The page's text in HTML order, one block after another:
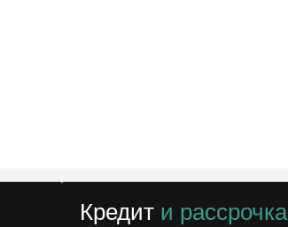
Кредит и рассрочка